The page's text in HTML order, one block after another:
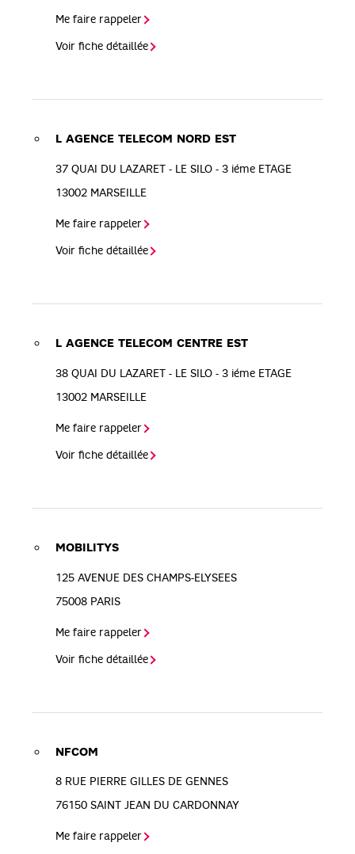
Me faire rappeler
Voir fiche détaillée
L AGENCE TELECOM NORD EST
37 QUAI DU LAZARET - LE SILO - 3 iéme ETAGE
13002 MARSEILLE
Me faire rappeler
Voir fiche détaillée
L AGENCE TELECOM CENTRE EST
38 QUAI DU LAZARET - LE SILO - 3 iéme ETAGE
13002 MARSEILLE
Me faire rappeler
Voir fiche détaillée
MOBILITYS
125 AVENUE DES CHAMPS-ELYSEES
75008 PARIS
Me faire rappeler
Voir fiche détaillée
NFCOM
8 RUE PIERRE GILLES DE GENNES
76150 SAINT JEAN DU CARDONNAY
Me faire rappeler